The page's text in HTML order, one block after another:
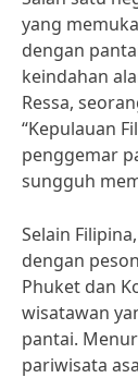
yang
dengan
keindahan
Ressa,
“Kepulauan
penggemar
sungguh
Selain
dengan
Phuket dan
wisatawan
pantai.
pariwisata